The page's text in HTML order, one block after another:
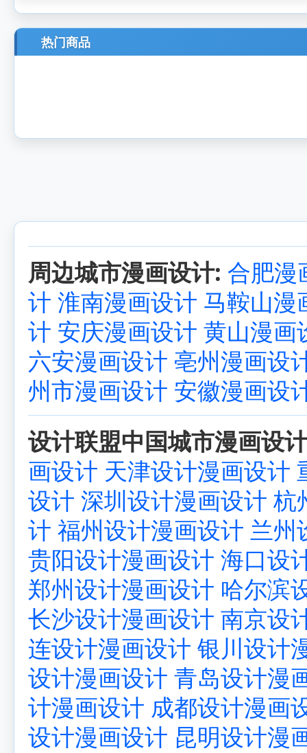
热门商品
周边城市漫画设计: 合肥漫
计 淮南漫画设计 马鞍山漫
计 安庆漫画设计 黄山漫画
六安漫画设计 亳州漫画设
州市漫画设计 安徽漫画设
设计联盟中国城市漫画设
画设计 天津设计漫画设计
设计 深圳设计漫画设计 杭
计 福州设计漫画设计 兰州
贵阳设计漫画设计 海口设
郑州设计漫画设计 哈尔滨
长沙设计漫画设计 南京设
连设计漫画设计 银川设计
设计漫画设计 青岛设计漫
计漫画设计 成都设计漫画
设计漫画设计 昆明设计漫